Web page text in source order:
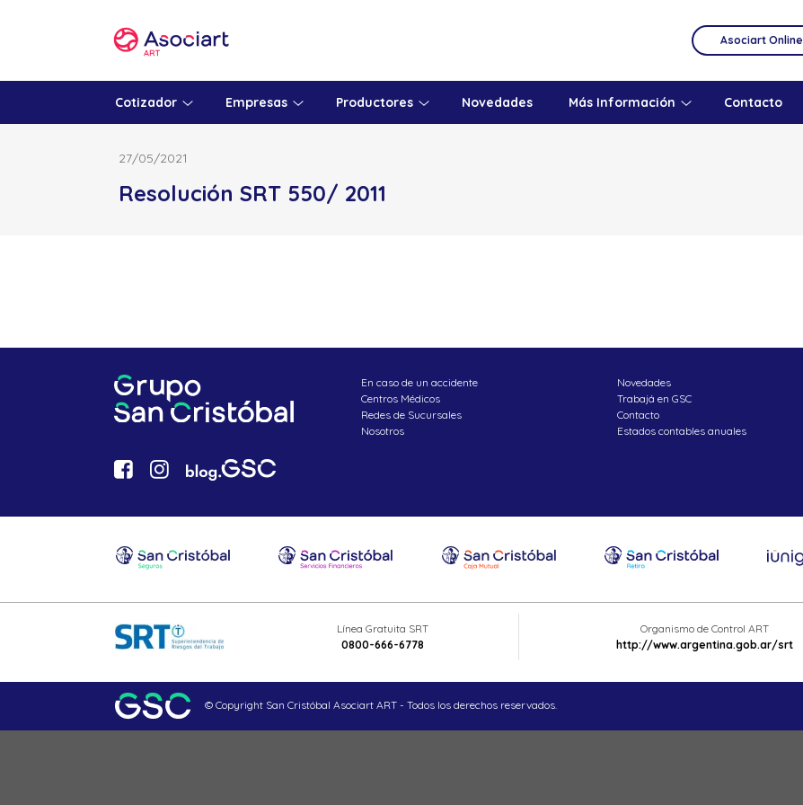
Asociart Online
Cotizador Empresas Productores Novedades Más Información Contacto
27/05/2021
Resolución SRT 550/ 2011
En caso de un accidente
Centros Médicos
Redes de Sucursales
Nosotros
Novedades
Trabajá en GSC
Contacto
Estados contables anuales
Organismo de Control ART
http://www.argentina.gob.ar/srt
Línea Gratuita SRT
0800-666-6778
© Copyright San Cristóbal Asociart ART - Todos los derechos reservados.